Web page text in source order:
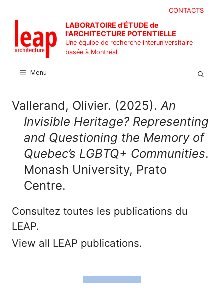
contenu
CONTACTS
LABORATOIRE d'ÉTUDE de
l'ARCHITECTURE POTENTIELLE
Une équipe de recherche interuniversitaire
basée à Montréal
Menu
Vallerand, Olivier. (2025). An
Invisible Heritage? Representing
and Questioning the Memory of
Quebec’s LGBTQ+ Communities.
Monash University, Prato
Centre.
Consultez toutes les publications du
LEAP.
View all LEAP publications.